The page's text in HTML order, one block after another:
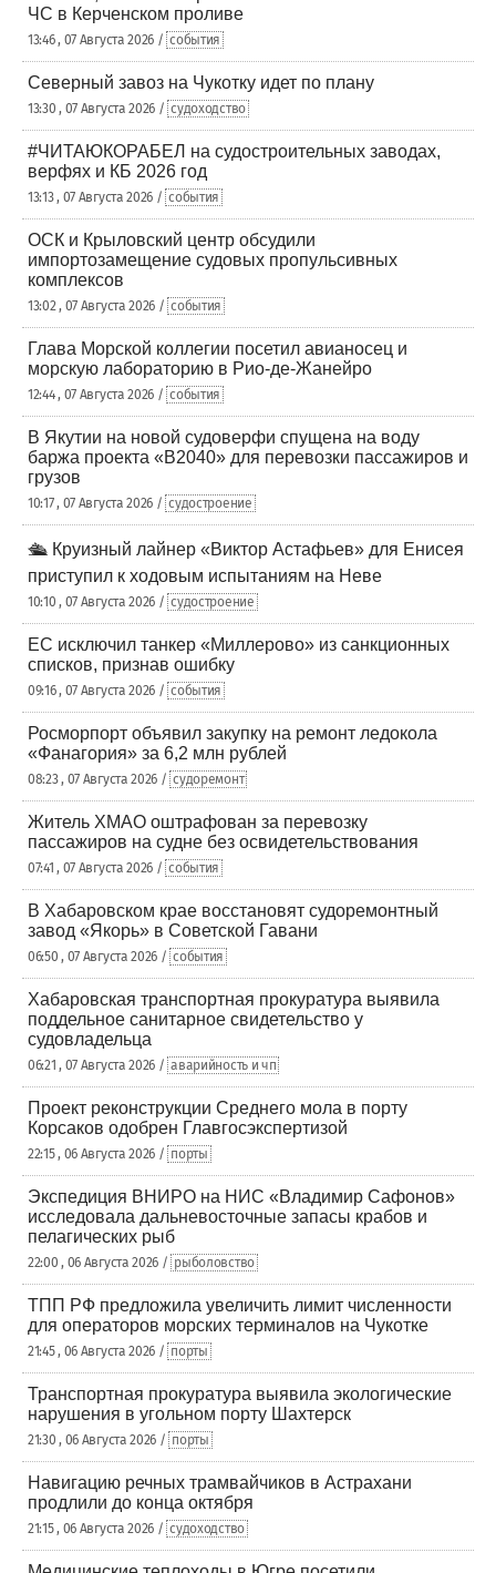
ЧС в Керченском проливе
13:46 , 07 Августа 2026 / события
Северный завоз на Чукотку идет по плану
13:30 , 07 Августа 2026 / судоходство
#ЧИТАЮКОРАБЕЛ на судостроительных заводах,
верфях и КБ 2026 год
13:13 , 07 Августа 2026 / события
ОСК и Крыловский центр обсудили
импортозамещение судовых пропульсивных
комплексов
13:02 , 07 Августа 2026 / события
Глава Морской коллегии посетил авианосец и
морскую лабораторию в Рио-де-Жанейро
12:44 , 07 Августа 2026 / события
В Якутии на новой судоверфи спущена на воду
баржа проекта «В2040» для перевозки пассажиров и
грузов
10:17 , 07 Августа 2026 / судостроение
🛳️ Круизный лайнер «Виктор Астафьев» для Енисея
приступил к ходовым испытаниям на Неве
10:10 , 07 Августа 2026 / судостроение
ЕС исключил танкер «Миллерово» из санкционных
списков, признав ошибку
09:16 , 07 Августа 2026 / события
Росморпорт объявил закупку на ремонт ледокола
«Фанагория» за 6,2 млн рублей
08:23 , 07 Августа 2026 / судоремонт
Житель ХМАО оштрафован за перевозку
пассажиров на судне без освидетельствования
07:41 , 07 Августа 2026 / события
В Хабаровском крае восстановят судоремонтный
завод «Якорь» в Советской Гавани
06:50 , 07 Августа 2026 / события
Хабаровская транспортная прокуратура выявила
поддельное санитарное свидетельство у
судовладельца
06:21 , 07 Августа 2026 / аварийность и чп
Проект реконструкции Среднего мола в порту
Корсаков одобрен Главгосэкспертизой
22:15 , 06 Августа 2026 / порты
Экспедиция ВНИРО на НИС «Владимир Сафонов»
исследовала дальневосточные запасы крабов и
пелагических рыб
22:00 , 06 Августа 2026 / рыболовство
ТПП РФ предложила увеличить лимит численности
для операторов морских терминалов на Чукотке
21:45 , 06 Августа 2026 / порты
Транспортная прокуратура выявила экологические
нарушения в угольном порту Шахтерск
21:30 , 06 Августа 2026 / порты
Навигацию речных трамвайчиков в Астрахани
продлили до конца октября
21:15 , 06 Августа 2026 / судоходство